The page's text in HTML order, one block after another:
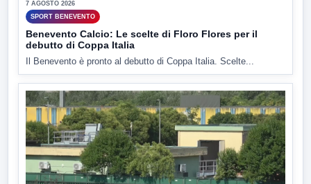
7 AGOSTO 2026
SPORT BENEVENTO
Benevento Calcio: Le scelte di Floro Flores per il
debutto di Coppa Italia
Il Benevento è pronto al debutto di Coppa Italia. Scelte...